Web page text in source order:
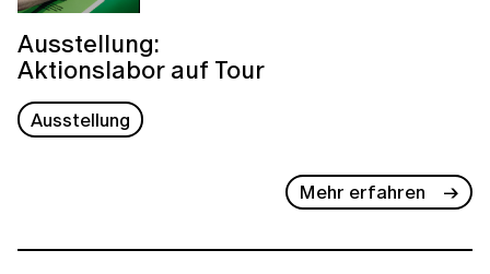
Ausstellung:
Aktionslabor auf Tour
Ausstellung
Mehr erfahren